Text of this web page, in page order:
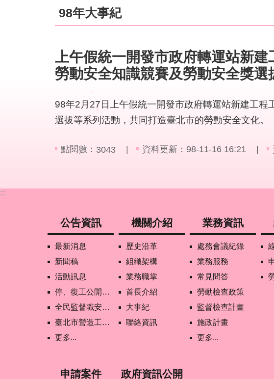
98年大事紀
上午假統一開發市政府轉運站新
勞動安全知識競賽及勞動安全獎選
98年2月27日上午假統一開發市政府轉運站新建工程
選拔等系列活動，共同打造臺北市的勞動安全文化。
點閱數： 3043 資料更新：98-11-16 16:21
:::
公告資訊
最新消息
新聞稿
活動訊息
停、復工公開資訊查詢
全民監督職安地圖
臺北市營造工地自主管理稽核施行專區及聯盟定期會議相關資料
更多...
機關介紹
歷史沿革
組織架構
業務職掌
首長介紹
大事紀
聯絡資訊
業務資訊
處務會議紀錄
業務服務
常見問答
勞動檢查政策
監督檢查計畫
施政計畫
更多...
勞
申請案件 政府資訊公開